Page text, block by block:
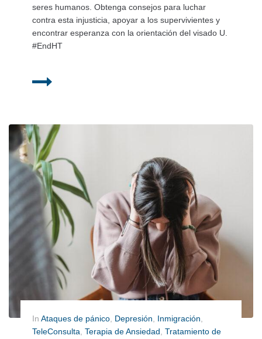
seres humanos. Obtenga consejos para luchar
contra esta injusticia, apoyar a los supervivientes y
encontrar esperanza con la orientación del visado U.
#EndHT
In Ataques de pánico, Depresión, Inmigración,
TeleConsulta, Terapia de Ansiedad, Tratamiento de